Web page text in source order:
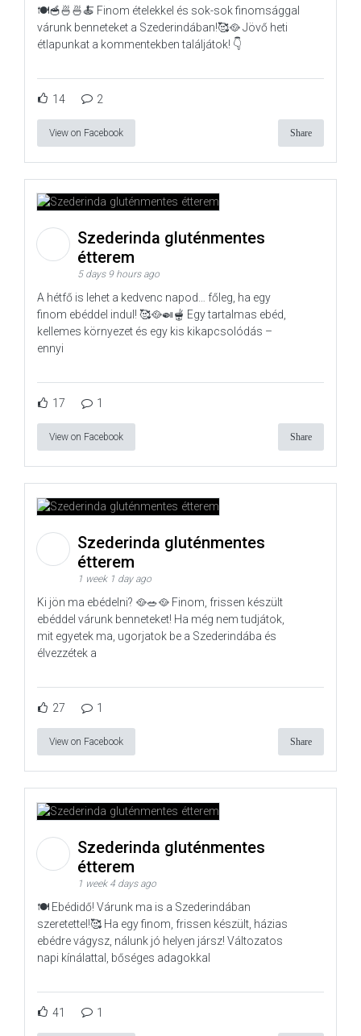
🍽️🥣🍜🍜🍝 Finom ételekkel és sok-sok finomsággal
várunk benneteket a Szederindában!🥰🥘 Jövő heti
étlapunkat a kommentekben találjátok! 👇
14 2
View on Facebook Share
Szederinda gluténmentes
étterem
5 days 9 hours ago
A hétfő is lehet a kedvenc napod… főleg, ha egy
finom ebéddel indul! 🥰🥘🍛🫕 Egy tartalmas ebéd,
kellemes környezet és egy kis kikapcsolódás –
ennyi
17 1
View on Facebook Share
Szederinda gluténmentes
étterem
1 week 1 day ago
Ki jön ma ebédelni? 🥘🥗🥘 Finom, frissen készült
ebéddel várunk benneteket! Ha még nem tudjátok,
mit egyetek ma, ugorjatok be a Szederindába és
élvezzétek a
27 1
View on Facebook Share
Szederinda gluténmentes
étterem
1 week 4 days ago
🍽️ Ebédidő! Várunk ma is a Szederindában
szeretettel!🥰 Ha egy finom, frissen készült, házias
ebédre vágysz, nálunk jó helyen jársz! Változatos
napi kínálattal, bőséges adagokkal
41 1